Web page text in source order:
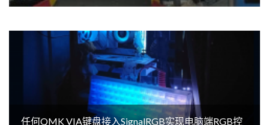
任何QMK VIA键盘接入SignalRGB实现电脑端RGB控